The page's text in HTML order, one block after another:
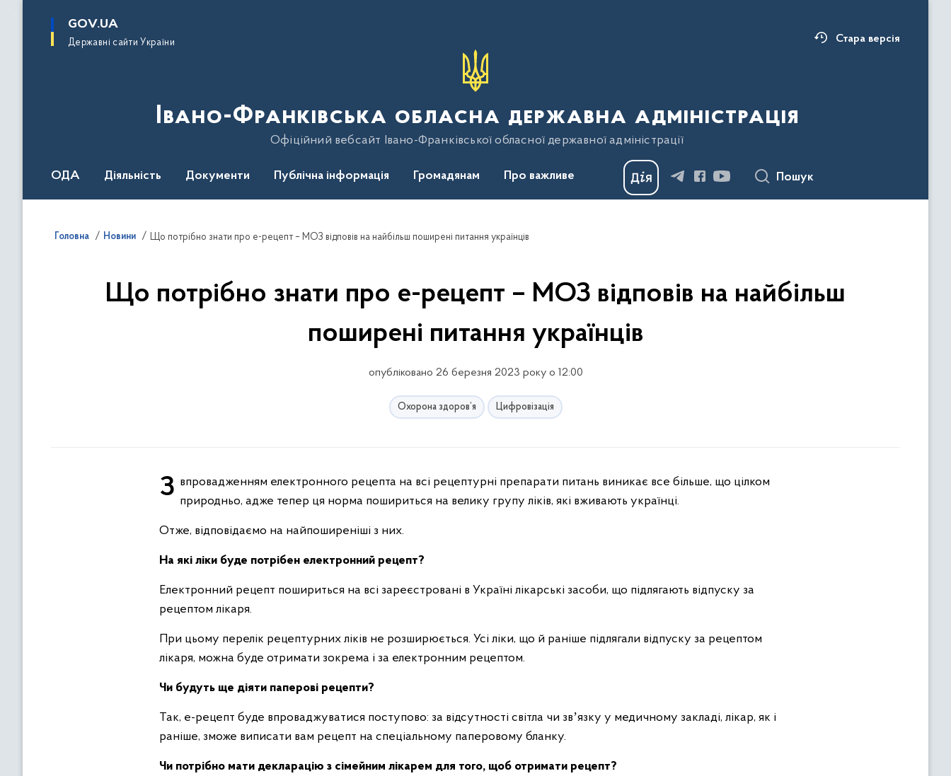
основного
GOV.UA
Державні сайти України Стара версія
Івано-Франківська обласна державна адміністрація
Офіційний вебсайт Івано-Франківської обласної державної адміністрації
ОДА Діяльність Документи Публічна інформація Громадянам Про важливе Пошук
Головна Новини Що потрібно знати про е-рецепт – МОЗ відповів на найбільш поширені питання українців
Що потрібно знати про е-рецепт – МОЗ відповів на найбільш
поширені питання українців
опубліковано 26 березня 2023 року о 12:00
Охорона здоров’я Цифровізація
З впровадженням електронного рецепта на всі рецептурні препарати питань виникає все більше, що цілком природньо, адже тепер ця норма пошириться на велику групу ліків, які вживають українці.
Отже, відповідаємо на найпоширеніші з них.
На які ліки буде потрібен електронний рецепт?
Електронний рецепт пошириться на всі зареєстровані в Україні лікарські засоби, що підлягають відпуску за
рецептом лікаря.
При цьому перелік рецептурних ліків не розширюється. Усі ліки, що й раніше підлягали відпуску за рецептом
лікаря, можна буде отримати зокрема і за електронним рецептом.
Чи будуть ще діяти паперові рецепти?
Так, е-рецепт буде впроваджуватися поступово: за відсутності світла чи звʼязку у медичному закладі, лікар, як і
раніше, зможе виписати вам рецепт на спеціальному паперовому бланку.
Чи потрібно мати декларацію з сімейним лікарем для того, щоб отримати рецепт?